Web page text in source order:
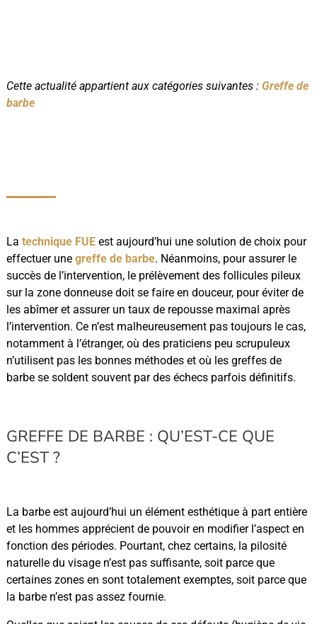
Cette actualité appartient aux catégories suivantes : Greffe de
barbe
La technique FUEest aujourd’hui une solution de choix pour
effectuer une greffe de barbe. Néanmoins, pour assurer le
succès de l’intervention, le prélèvement des follicules pileux
sur la zone donneuse doit se faire en douceur, pour éviter de
les abîmer et assurer un taux de repousse maximal après
l’intervention. Ce n’est malheureusement pas toujours le cas,
notamment à l’étranger, où des praticiens peu scrupuleux
n’utilisent pas les bonnes méthodes et où les greffes de
barbe se soldent souvent par des échecs parfois définitifs.
GREFFE DE BARBE : QU’EST-CE QUE
C’EST ?
La barbe est aujourd’hui un élément esthétique à part entière
et les hommes apprécient de pouvoir en modifier l’aspect en
fonction des périodes. Pourtant, chez certains, la pilosité
naturelle du visage n’est pas suffisante, soit parce que
certaines zones en sont totalement exemptes, soit parce que
la barbe n’est pas assez fournie.